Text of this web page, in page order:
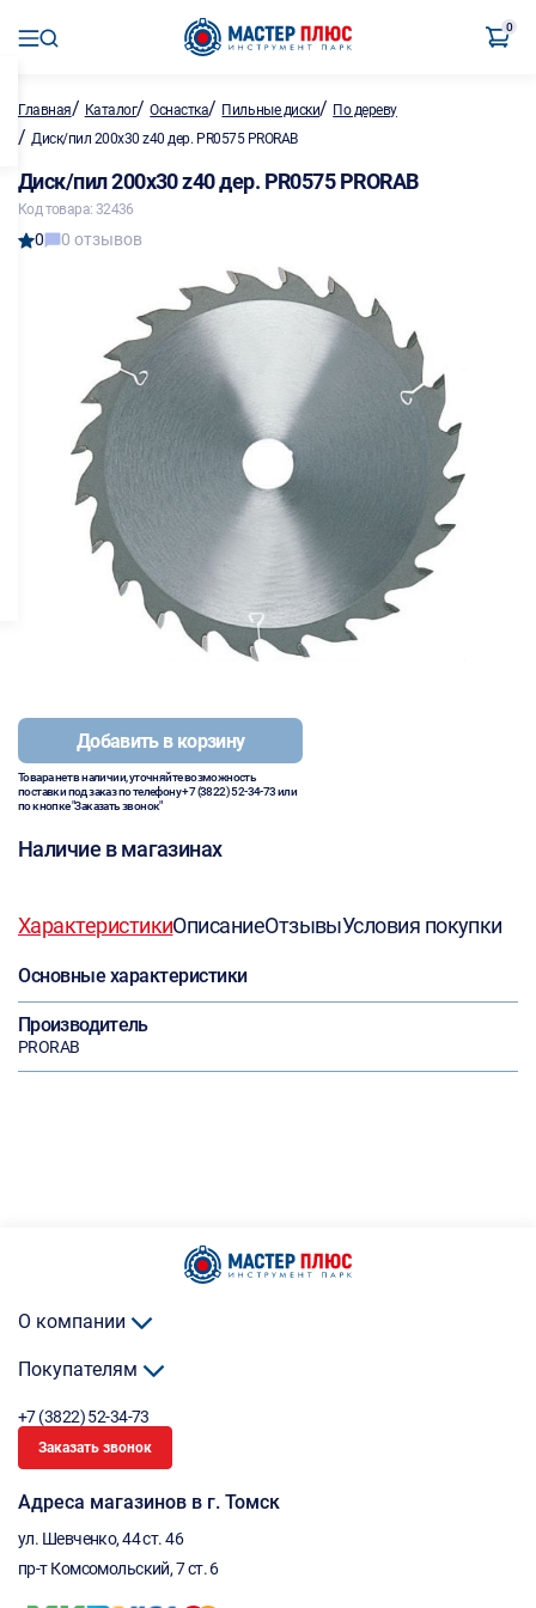
0
Главная/ Каталог/Оснастка/ Пильные диски/ По дереву
/ Диск/пил 200х30 z40 дер. PR0575 PRORAB
Диск/пил 200х30 z40 дер. PR0575 PRORAB
Код товара: 32436
0 0 отзывов
Добавить в корзину
Товара нет в наличии, уточняйте возможность
поставки под заказ по телефону+7 (3822) 52-34-73или
по кнопке "Заказать звонок"
Наличие в магазинах
ХарактеристикиОписаниеОтзывыУсловия покупки
Основные характеристики
Производитель
PRORAB
О компании
Покупателям
+7 (3822) 52-34-73
Заказать звонок
Адреса магазинов в г. Томск
ул. Шевченко, 44 ст. 46
пр-т Комсомольский, 7 ст. 6